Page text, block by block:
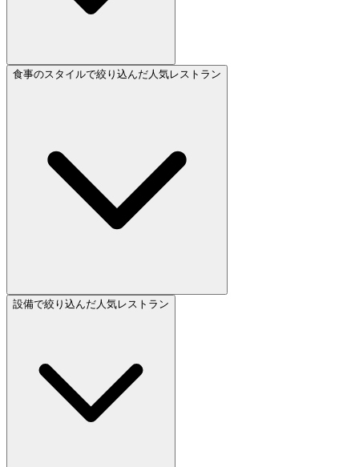
食事のスタイルで絞り込んだ人気レストラン
設備で絞り込んだ人気レストラン